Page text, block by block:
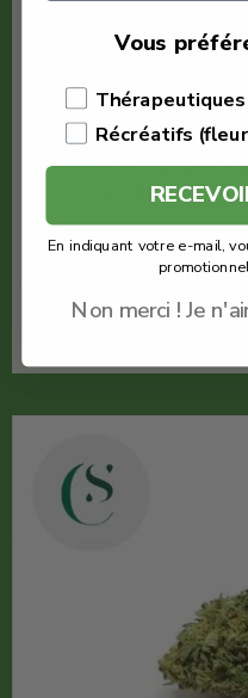
€
€
Saveurs
Fleur Fruits
Quantité :
Fleur CBD
Voir
Vous
Récréatifs
En indiquant votre e-mail,
Non merci ! Je